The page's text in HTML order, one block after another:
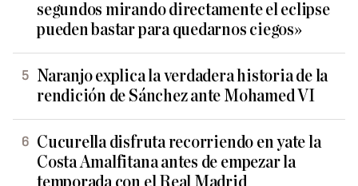
segundos mirando directamente el eclipse
pueden bastar para quedarnos ciegos»
Naranjo explica la verdadera historia de la
rendición de Sánchez ante Mohamed VI
Cucurella disfruta recorriendo en yate la
Costa Amalfitana antes de empezar la